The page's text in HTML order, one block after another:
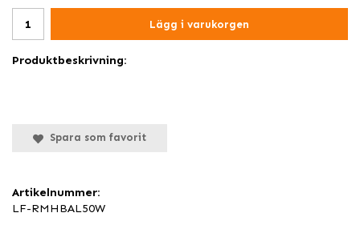
Lägg i varukorgen
Produktbeskrivning:
Spara som favorit
Artikelnummer:
LF-RMHBAL50W